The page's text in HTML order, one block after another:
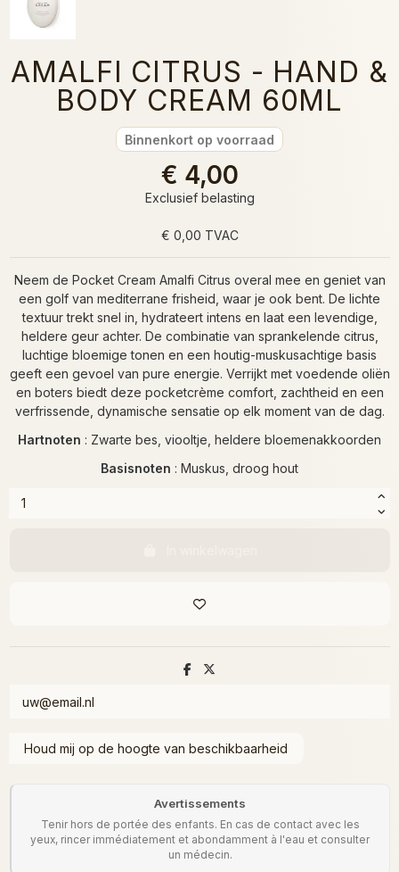
AMALFI CITRUS - HAND &
BODY CREAM 60ML
Binnenkort op voorraad
€ 4,00
Exclusief belasting
€ 0,00 TVAC
Neem de Pocket Cream Amalfi Citrus overal mee en geniet van
een golf van mediterrane frisheid, waar je ook bent. De lichte
textuur trekt snel in, hydrateert intens en laat een levendige,
heldere geur achter. De combinatie van sprankelende citrus,
luchtige bloemige tonen en een houtig-muskusachtige basis
geeft een gevoel van pure energie. Verrijkt met voedende oliën
en boters biedt deze pocketcrème comfort, zachtheid en een
verfrissende, dynamische sensatie op elk moment van de dag.
Hartnoten : Zwarte bes, viooltje, heldere bloemenakkoorden
Basisnoten : Muskus, droog hout
Avertissements
Tenir hors de portée des enfants. En cas de contact avec les
yeux, rincer immédiatement et abondamment à l'eau et consulter
un médecin.